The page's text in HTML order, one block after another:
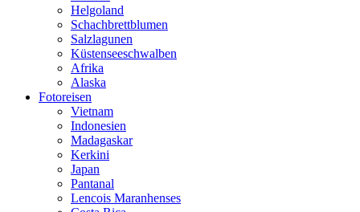
Helgoland
Schachbrettblumen
Salzlagunen
Küstenseeschwalben
Afrika
Alaska
Fotoreisen
Vietnam
Indonesien
Madagaskar
Kerkini
Japan
Pantanal
Lencois Maranhenses